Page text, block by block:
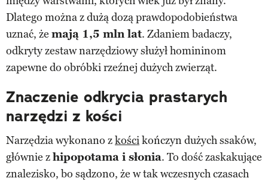
Dlatego można z dużą dozą prawdopodobieństwa
uznać, że mają 1,5 mln lat. Zdaniem badaczy,
odkryty zestaw narzędziowy służył homininom
zapewne do obróbki rzeźnej dużych zwierząt.
Znaczenie odkrycia prastarych
narzędzi z kości
Narzędzia wykonano zkościkończyn dużych ssaków,
głównie zhipopotama i słonia. To dość zaskakujące
znalezisko, bo sądzono, że w tak wczesnych czasach